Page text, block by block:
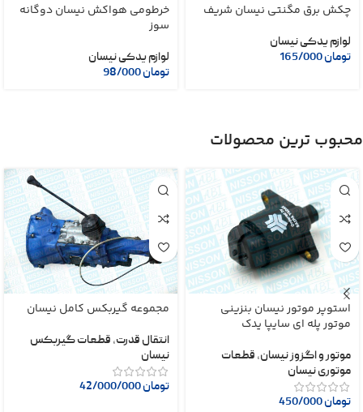
چکش برق مگنتی نیسان شریف
لوازم یدکی نیسان
تومان
خرطومی هواکش نیسان دوگانه
سوز
لوازم یدکی نیسان
تومان
محبوب ترین محصولات
استوپر موتور نیسان بنزینی
موتور پله ای سایپا یدک
موتور و اگزوز نیسان, قطعات
موتوری نیسان
تومان
مجموعه گیربکس کامل نیسان
انتقال قدرت, قطعات گیربکس
نیسان
تومان